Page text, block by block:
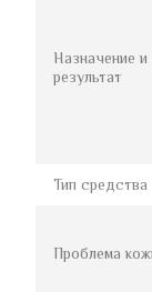
Назначение и
результат
Тип средства
Проблема